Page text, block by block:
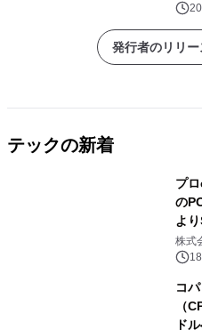
発行者のリリ
テックの新着
プ
の
よ
開
株式
コ
（
ド